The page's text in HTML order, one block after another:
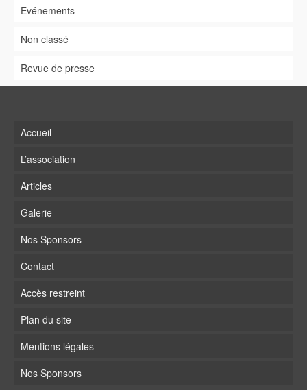
Evénements
Non classé
Revue de presse
Accueil
L’association
Articles
Galerie
Nos Sponsors
Contact
Accès restreint
Plan du site
Mentions légales
Nos Sponsors